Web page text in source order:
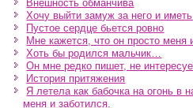
Внешность обманчива
Хочу выйти замуж за него и
Пустое сердце бьется ровно
Мне кажется, что он просто меня
Хоть бы родился мальчик…
Он мне редко пишет, не
История притяжения
Я летела как бабочка на огонь в
меня и заботился.